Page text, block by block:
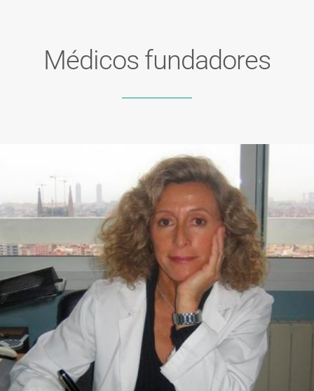
Médicos fundadores